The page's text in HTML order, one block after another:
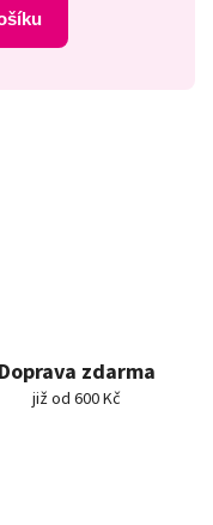
Doprava zdarma
již od 600 Kč